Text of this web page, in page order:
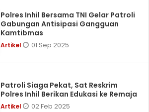
Polres Inhil Bersama TNI Gelar Patroli
Gabungan Antisipasi Gangguan
Kamtibmas
Artikel 01 Sep 2025
Patroli Siaga Pekat, Sat Reskrim
Polres Inhil Berikan Edukasi ke Remaja
Artikel 02 Feb 2025